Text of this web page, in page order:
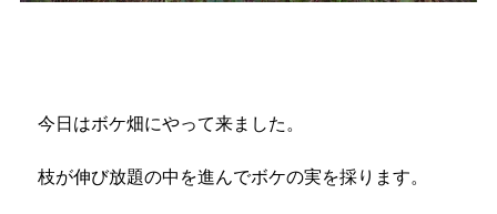
今日はボケ畑にやって来ました。
枝が伸び放題の中を進んでボケの実を採ります。